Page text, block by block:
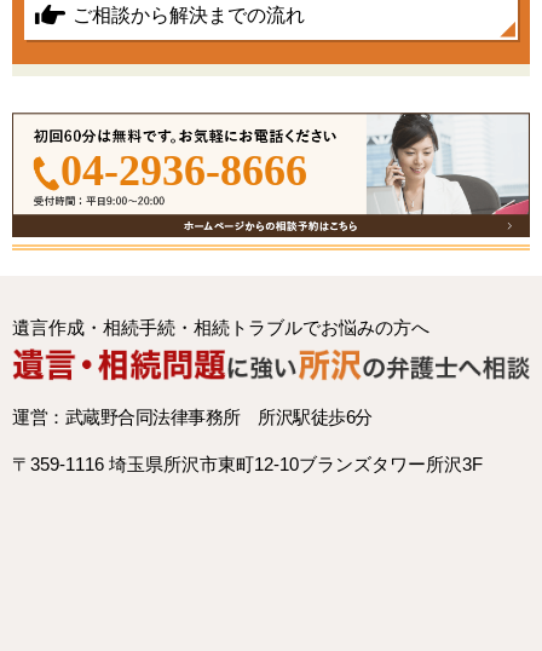
ご相談から解決までの流れ
04-2936-8666
遺言作成・相続手続・相続トラブルでお悩みの方へ
運営：武蔵野合同法律事務所 所沢駅徒歩6分
〒359-1116 埼玉県所沢市東町12-10ブランズタワー所沢3F